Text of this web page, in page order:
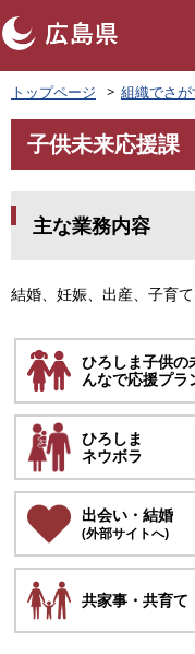
ペ
ー
ジ
先
トップページ 組織でさが
文
子供未来応援課
主な業務内容
結婚、妊娠、出産、子育
ひろしま子供の
んなで応援プラ
ひろしま
ネウボラ
出会い・結婚
(外部サイトへ)
共家事・共育て